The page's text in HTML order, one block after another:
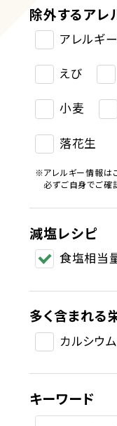
除外するアレ
アレルギ
えび
小麦
落花生
アレルギー情報は
必ずご自身でご確
減塩レシピ
食塩相当
多く含まれる
カルシウム
キーワード